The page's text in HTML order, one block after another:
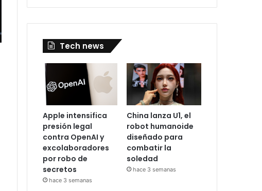
Tech news
Apple intensifica
presión legal
contra OpenAI y
excolaboradores
por robo de
secretos
hace 3 semanas
China lanza U1, el
robot humanoide
diseñado para
combatir la
soledad
hace 3 semanas